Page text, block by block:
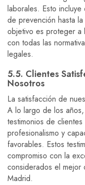
laborales. Esto
de prevención hasta
objetivo es proteger a
con todas las
legales.
5.5. Clientes
Nosotros
La satisfacción de
A lo largo de los
testimonios de
profesionalismo y
favorables. Estos
compromiso con la
considerados el mejor
Madrid.